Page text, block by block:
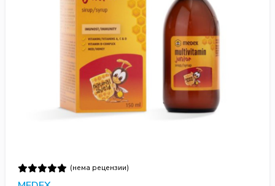
(нема рецензии)